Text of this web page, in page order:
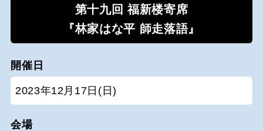
第十九回 福新楼寄席
『林家はな平 師走落語』
開催日
2023年12月17日(日)
会場